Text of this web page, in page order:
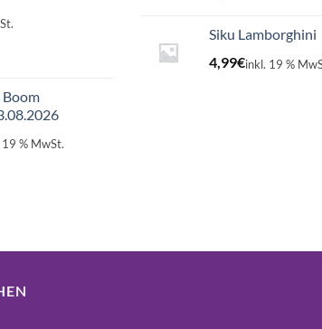
% MwSt.
Siku Lamborghini
4,99€inkl. 19 %